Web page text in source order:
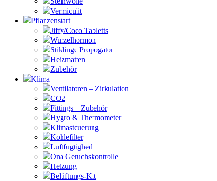
Vermiculit
Pflanzenstart
Jiffy/Coco Tabletts
Wurzelhormon
Stiklinge Propogator
Heizmatten
Zubehör
Klima
Ventilatoren – Zirkulation
CO2
Fittings – Zubehör
Hygro & Thermometer
Klimasteuerung
Kohlefilter
Luftfugtighed
Ona Geruchskontrolle
Heizung
Belüftungs-Kit